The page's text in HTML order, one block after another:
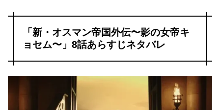
「新・オスマン帝国外伝〜影の女帝キ
ョセム〜」8話あらすじネタバレ